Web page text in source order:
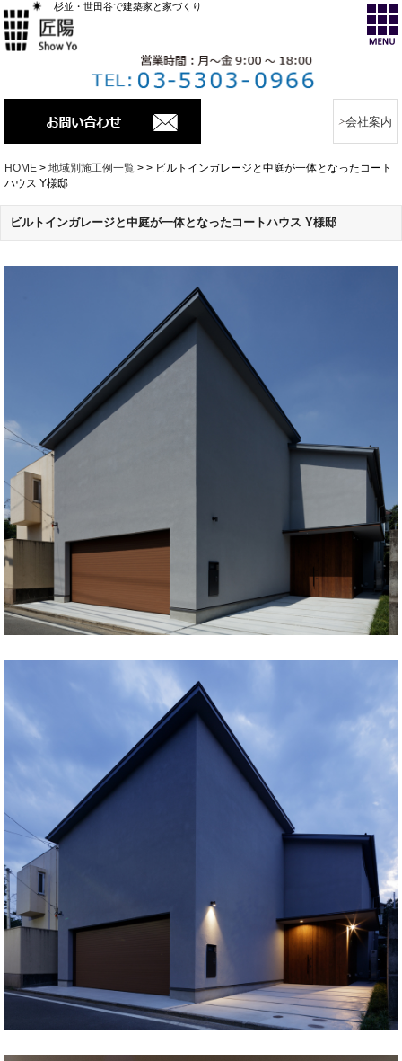
杉並・世田谷で建築家と家づくり
会社案内
HOME > 地域別施工例一覧 > > ビルトインガレージと中庭が一体となったコート
ハウス Y様邸
ビルトインガレージと中庭が一体となったコートハウス Y様邸